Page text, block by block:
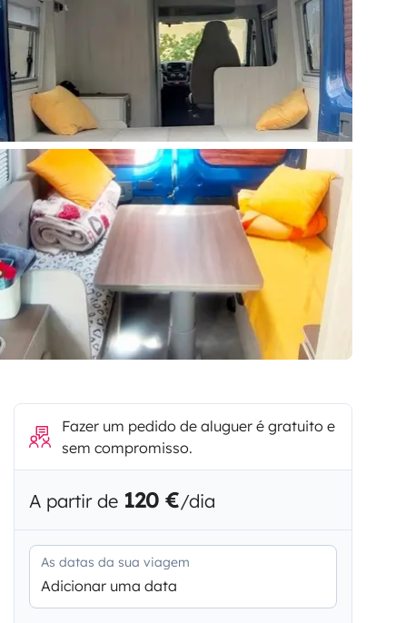
Fazer um pedido de aluguer é gratuito e
sem compromisso.
A partir de 120 €/dia
As datas da sua viagem
Adicionar uma data